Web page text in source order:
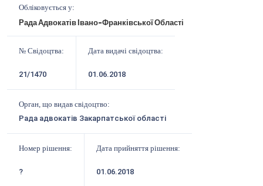
Обліковується у:
Рада Адвокатів Івано-Франківської Області
№ Свідоцтва:
21/1470
Дата видачі свідоцтва:
01.06.2018
Орган, що видав свідоцтво:
Рада адвокатів Закарпатської області
Номер рішення:
?
Дата прийняття рішення:
01.06.2018